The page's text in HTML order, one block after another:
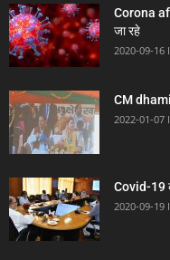
Corona
जा रहे
2020-09-16
CM
2022-01-07
Covid-19
2020-09-19